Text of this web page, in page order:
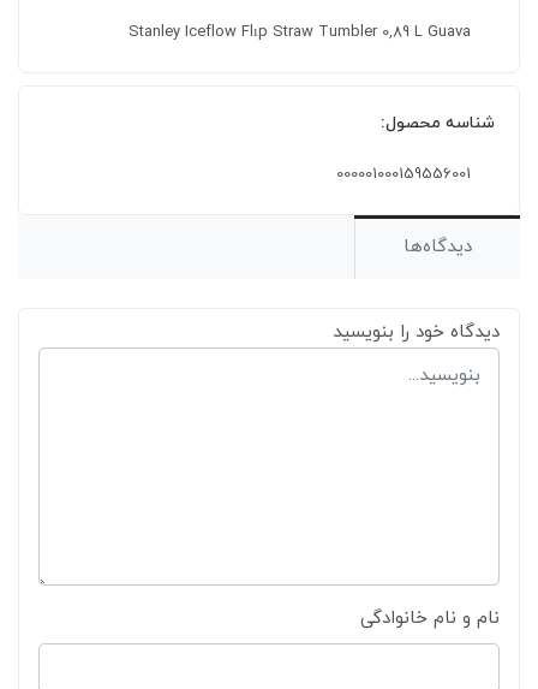
Stanley Iceflow Flıp Straw Tumbler 0,89 L Guava
شناسه محصول:
000001000159556001
دیدگاه‌ها
دیدگاه خود را بنویسید
نام و نام خانوادگی